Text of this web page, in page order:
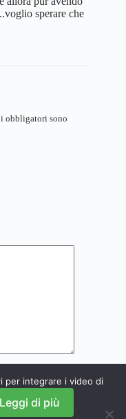
sperare che
obbligatori sono
per integrare i video di
Leggi di più